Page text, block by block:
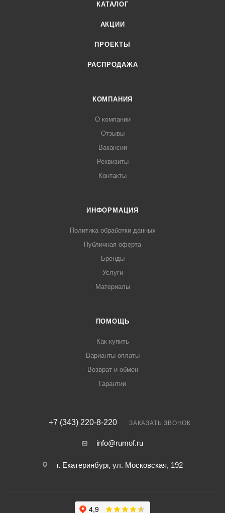
КАТАЛОГ
АКЦИИ
ПРОЕКТЫ
РАСПРОДАЖА
КОМПАНИЯ
О компании
Отзывы
Вакансии
Реквизиты
Контакты
ИНФОРМАЦИЯ
Политика обработки данных
Публичная оферта
Бренды
Услуги
Материалы
ПОМОЩЬ
Как купить
Варианты оплаты
Возврат и обмен
Гарантии
+7 (343) 220-8-220 ЗАКАЗАТЬ ЗВОНОК
info@rumof.ru
г. Екатеринбург, ул. Московская, 192